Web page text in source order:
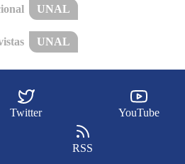
UNAL
UNAL
Twitter YouTube
RSS